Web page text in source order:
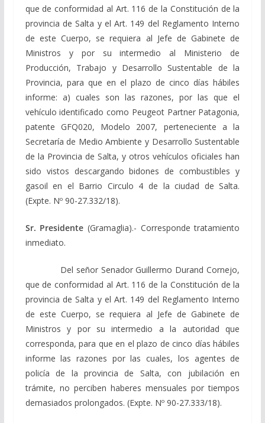
que de conformidad al Art. 116 de la Constitución de la
provincia de Salta y el Art. 149 del Reglamento Interno
de este Cuerpo, se requiera al Jefe de Gabinete de
Ministros y por su intermedio al Ministerio de
Producción, Trabajo y Desarrollo Sustentable de la
Provincia, para que en el plazo de cinco días hábiles
informe: a) cuales son las razones, por las que el
vehículo identificado como Peugeot Partner Patagonia,
patente GFQ020, Modelo 2007, perteneciente a la
Secretaría de Medio Ambiente y Desarrollo Sustentable
de la Provincia de Salta, y otros vehículos oficiales han
sido vistos descargando bidones de combustibles y
gasoil en el Barrio Circulo 4 de la ciudad de Salta.
(Expte. Nº 90-27.332/18).
Sr. Presidente (Gramaglia).- Corresponde tratamiento
inmediato.
Del señor Senador Guillermo Durand Cornejo,
que de conformidad al Art. 116 de la Constitución de la
provincia de Salta y el Art. 149 del Reglamento Interno
de este Cuerpo, se requiera al Jefe de Gabinete de
Ministros y por su intermedio a la autoridad que
corresponda, para que en el plazo de cinco días hábiles
informe las razones por las cuales, los agentes de
policía de la provincia de Salta, con jubilación en
trámite, no perciben haberes mensuales por tiempos
demasiados prolongados. (Expte. Nº 90-27.333/18).